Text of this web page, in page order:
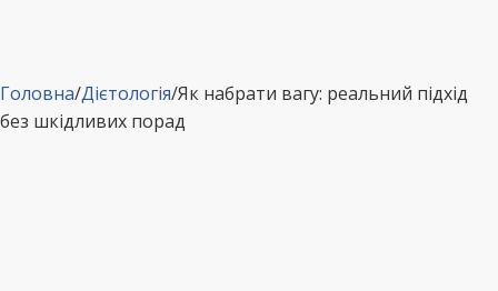
Головна/Дієтологія/Як набрати вагу: реальний підхід
без шкідливих порад